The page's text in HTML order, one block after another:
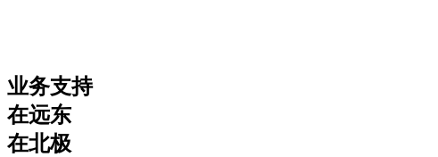
业务支持
在远东
在北极